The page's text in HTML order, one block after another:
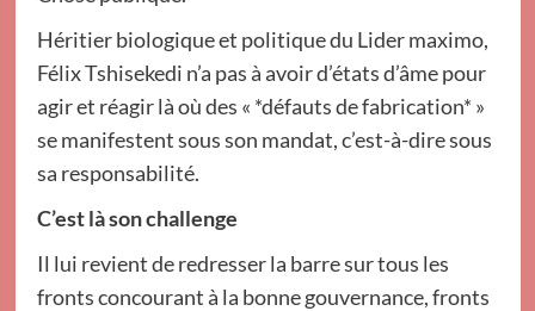
Héritier biologique et politique du Lider maximo,
Félix Tshisekedi n’a pas à avoir d’états d’âme pour
agir et réagir là où des « *défauts de fabrication* »
se manifestent sous son mandat, c’est-à-dire sous
sa responsabilité.
C’est là son challenge
Il lui revient de redresser la barre sur tous les
fronts concourant à la bonne gouvernance, fronts